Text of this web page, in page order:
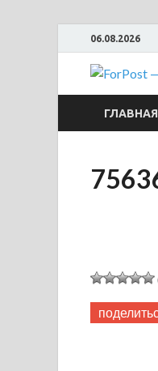
06.08.2026
ГЛАВНАЯ